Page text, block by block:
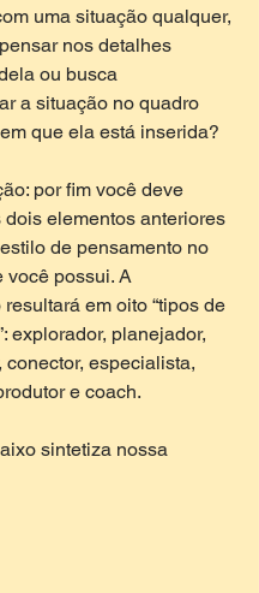
uma situação qualquer,
nos detalhes
ou busca
a situação no quadro
que ela está inserida?
por fim você deve
dois elementos anteriores
de pensamento no
você possui. A
em oito “tipos de
explorador, planejador,
conector, especialista,
e coach.
sintetiza nossa